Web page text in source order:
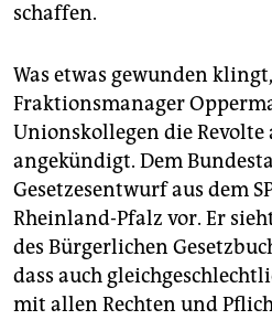
schaffen.
Was etwas gewunden
Fraktionsmanager
Unionskollegen die
angekündigt. Dem
Gesetzesentwurf aus dem
Rheinland-Pfalz vor. Er
des Bürgerlichen
dass auch
mit allen Rechten und